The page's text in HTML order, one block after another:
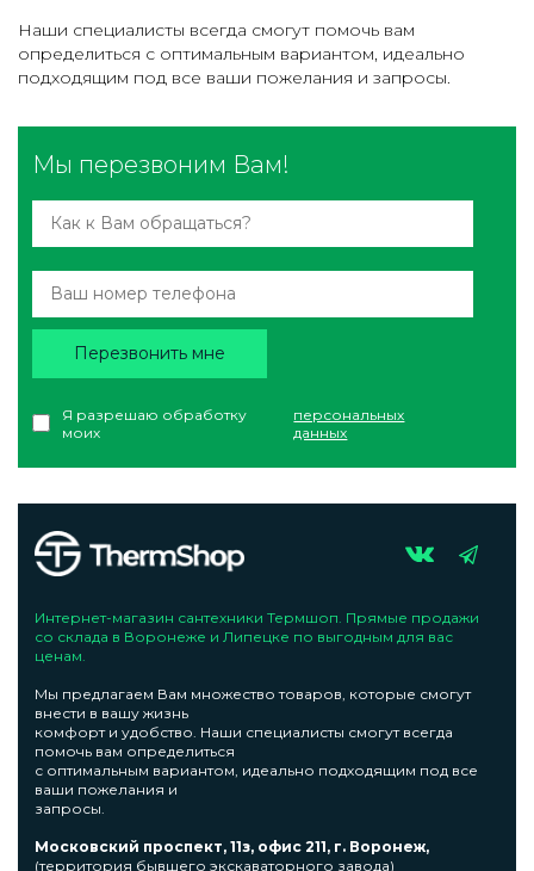
Наши специалисты всегда смогут помочь вам
определиться с оптимальным вариантом, идеально
подходящим под все ваши пожелания и запросы.
Мы перезвоним Вам!
Я разрешаю обработку
моих
персональных
данных
Перезвонить мне
Интернет-магазин сантехники Термшоп. Прямые продажи
со склада в Воронеже и Липецке по выгодным для вас
ценам.
Мы предлагаем Вам множество товаров, которые смогут
внести в вашу жизнь
комфорт и удобство. Наши специалисты смогут всегда
помочь вам определиться
с оптимальным вариантом, идеально подходящим под все
ваши пожелания и
запросы.
Московский проспект, 11з, офис 211, г. Воронеж,
(территория бывшего экскаваторного завода)